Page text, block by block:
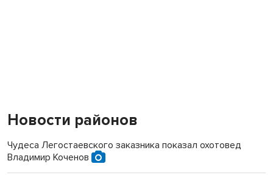
Новости районов
Чудеса Легостаевского заказника показал охотовед
Владимир Коченов